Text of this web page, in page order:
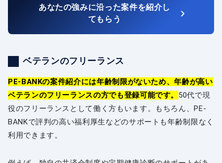
あなたの強みに沿った案件を紹介し
てもらう
ベテランのフリーランス
PE-BANKの案件紹介には年齢制限がないため、年齢が高い
ベテランのフリーランスの方でも登録可能です。 50代で現
役のフリーランスとして働く方もいます。もちろん、PE-
BANKで評判の高い福利厚生などのサポートも年齢制限なく
利用できます。